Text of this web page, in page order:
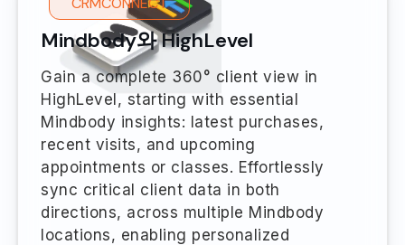
Mindbody와 HighLevel
Gain a complete 360° client view in
HighLevel, starting with essential
Mindbody insights: latest purchases,
recent visits, and upcoming
appointments or classes. Effortlessly
sync critical client data in both
directions, across multiple Mindbody
locations, enabling personalized